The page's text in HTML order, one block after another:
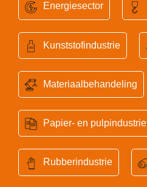
Energiesector
Kunststofindustrie
Materiaalbehandeling
Papier- en pulpindustrie
Rubberindustrie